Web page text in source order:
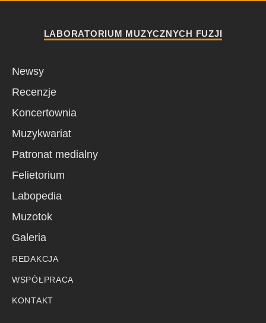
LABORATORIUM MUZYCZNYCH FUZJI
Newsy
Recenzje
Koncertownia
Muzykwariat
Patronat medialny
Felietorium
Labopedia
Muzotok
Galeria
REDAKCJA
WSPÓŁPRACA
KONTAKT